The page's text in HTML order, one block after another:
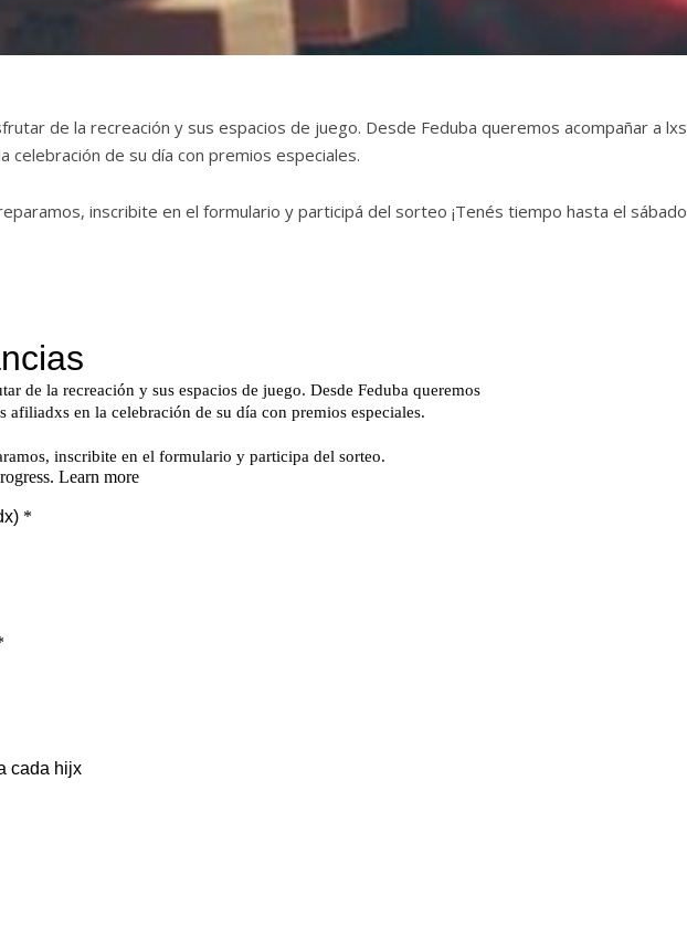
de la recreación y sus espacios de juego. Desde Feduba queremos acompañar a lxs
celebración de su día con premios especiales.
inscribite en el formulario y participá del sorteo ¡Tenés tiempo hasta el sábado